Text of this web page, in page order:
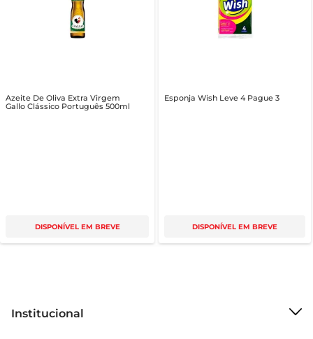
Azeite De Oliva Extra Virgem
Gallo Clássico Português 500ml
DISPONÍVEL EM BREVE
Esponja Wish Leve 4 Pague 3
DISPONÍVEL EM BREVE
Institucional